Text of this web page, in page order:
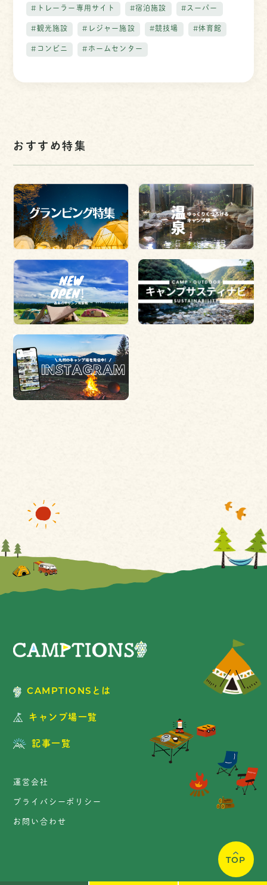
#トレーラー専用サイト #宿泊施設 #スーパー
#観光施設 #レジャー施設 #競技場 #体育館
#コンビニ #ホームセンター
おすすめ特集
CAMPTIONSとは
キャンプ場一覧
記事一覧
運営会社
プライバシーポリシー
お問い合わせ
TOP